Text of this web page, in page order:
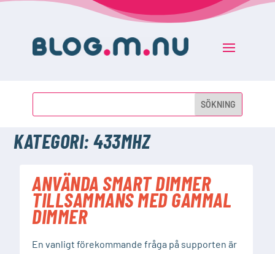
KATEGORI:433MHZ
ANVÄNDA SMART DIMMER
TILLSAMMANS MED GAMMAL
DIMMER
En vanligt förekommande fråga på supporten är